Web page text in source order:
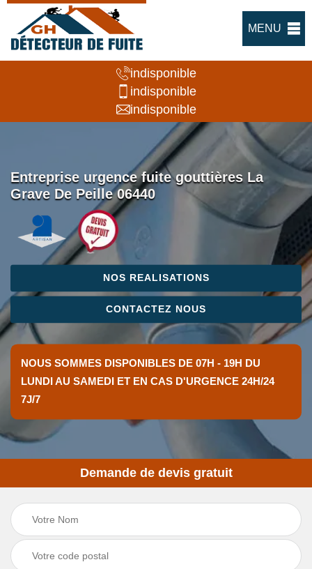
MENU
indisponible
indisponible
indisponible
Entreprise urgence fuite gouttières La
Grave De Peille 06440
NOS REALISATIONS
CONTACTEZ NOUS
NOUS SOMMES DISPONIBLES DE 07H - 19H DU
LUNDI AU SAMEDI ET EN CAS D'URGENCE 24H/24
7J/7
Demande de devis gratuit